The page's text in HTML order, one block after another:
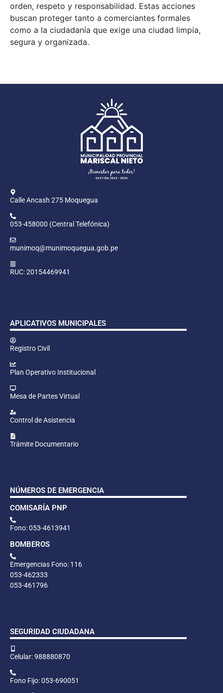
orden, respeto y responsabilidad. Estas acciones
buscan proteger tanto a comerciantes formales
como a la ciudadanía que exige una ciudad limpia,
segura y organizada.
Calle Ancash 275 Moquegua
053-458000 (Central Telefónica)
munimoq@munimoquegua.gob.pe
RUC: 20154469941
APLICATIVOS MUNICIPALES
Registro Civil
Plan Operativo Institucional
Mesa de Partes Virtual
Control de Asistencia
Trámite Documentario
NÚMEROS DE EMERGENCIA
COMISARÍA PNP
Fono: 053-4613941
BOMBEROS
Emergencias Fono: 116
053-462333
053-461796
SEGURIDAD CIUDADANA
Celular: 988880870
Fono Fijo: 053-690051